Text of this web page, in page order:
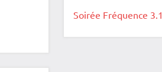
Soirée Fréquence 3.1